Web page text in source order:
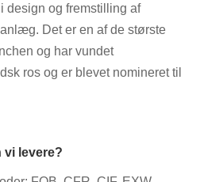
design og fremstilling af
Det er en af ​​de største
og har vundet
ros og er blevet nomineret til
vi levere?